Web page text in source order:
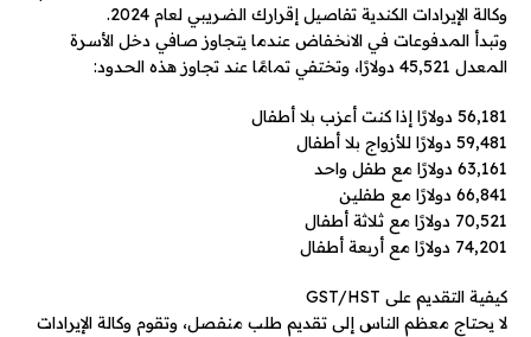
وكالة الإيرادات الكندية تفاصيل إقرارك الضريبي لعام 2024.
وتبدأ المدفوعات في الانخفاض عندما يتجاوز صافي دخل الأسرة
المعدل 45,521 دولارًا، وتختفي تمامًا عند تجاوز هذه الحدود:
56,181 دولارًا إذا كنت أعزب بلا أطفال
59,481 دولارًا للأزواج بلا أطفال
63,161 دولارًا مع طفل واحد
66,841 دولارًا مع طفلين
70,521 دولارًا مع ثلاثة أطفال
74,201 دولارًا مع أربعة أطفال
كيفية التقديم على GST/HST
لا يحتاج معظم الناس إلى تقديم طلب منفصل، وتقوم وكالة الإيرادات